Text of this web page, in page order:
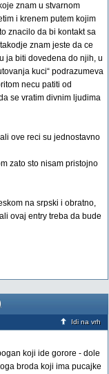
znam u stvarnom
i krenem putem kojim
znacilo da bi kontakt sa
znam jeste da ce
ja biti dovedena do njih, u
kuci“ podrazumeva
necu patiti od
se vratim divnim ljudima
ove reci su jednostavno
zato sto nisam pristojno
na srpski i obratno,
ovaj entry treba da bude
Idi na vrh
koji ide gorore - dole
broda koji ima pucajke